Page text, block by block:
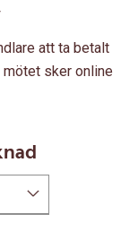
att ta betalt
sker online